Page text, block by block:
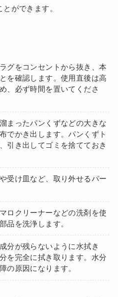
ができます。
グをコンセントから抜き、本
を確認します。使用直後は高
、必ず時間を置いてくださ
まったパンくずなどの大きな
でかき出します。パンくずト
引き出してゴミを捨てておき
受け皿など、取り外せるパー
ロクリーナーなどの洗剤を使
品を洗浄します。
分が残らないように水拭き
を完全に拭き取ります。水分
の原因になります。